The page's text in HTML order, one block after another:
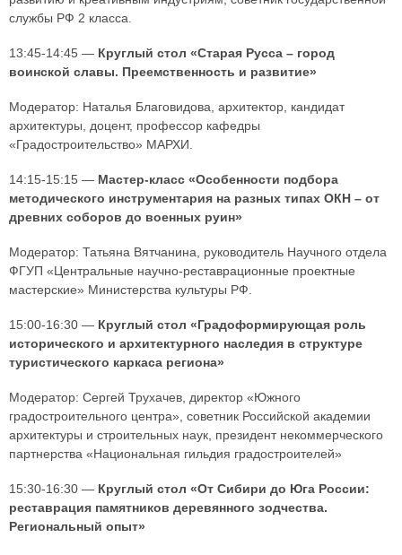
службы РФ 2 класса.
13:45-14:45 — Круглый стол «Старая Русса – город
воинской славы. Преемственность и развитие»
Модератор: Наталья Благовидова, архитектор, кандидат
архитектуры, доцент, профессор кафедры
«Градостроительство» МАРХИ.
14:15-15:15 — Мастер-класс «Особенности подбора
методического инструментария на разных типах ОКН – от
древних соборов до военных руин»
Модератор: Татьяна Вятчанина, руководитель Научного отдела
ФГУП «Центральные научно-реставрационные проектные
мастерские» Министерства культуры РФ.
15:00-16:30 — Круглый стол «Градоформирующая роль
исторического и архитектурного наследия в структуре
туристического каркаса региона»
Модератор: Сергей Трухачев, директор «Южного
градостроительного центра», советник Российской академии
архитектуры и строительных наук, президент некоммерческого
партнерства «Национальная гильдия градостроителей»
15:30-16:30 — Круглый стол «От Сибири до Юга России:
реставрация памятников деревянного зодчества.
Региональный опыт»